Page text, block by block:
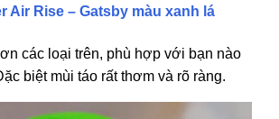
Air Rise – Gatsby màu xanh lá
các loại trên, phù hợp với bạn nào
biệt mùi táo rất thơm và rõ ràng.